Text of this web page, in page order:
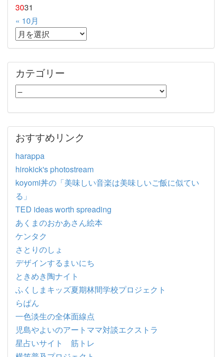
3031
« 10月
カテゴリー
おすすめリンク
harappa
hirokick's photostream
koyomi丼の「美味しい音楽は美味しいご飯に似てい
る」
TED ideas worth spreading
あくまのおかあさん絵本
ケンタク
さとりのしょ
デザインするまいにち
ときめき陶ナイト
ふくしまキッズ夏期林間学校プロジェクト
らぱん
一色淡生の全体面線点
児島やよいのアートママ対談エクストラ
星占いサイト 筋トレ